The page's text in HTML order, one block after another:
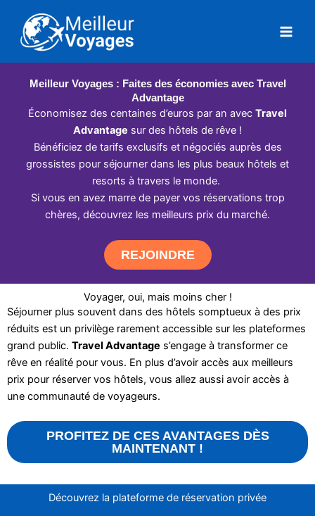
contenu
Meilleur Voyages : Faites des économies avec Travel
Advantage
Économisez des centaines d’euros par an avec Travel
Advantage sur des hôtels de rêve !
Bénéficiez de tarifs exclusifs et négociés auprès des
grossistes pour séjourner dans les plus beaux hôtels et
resorts à travers le monde.
Si vous en avez marre de payer vos réservations trop
chères, découvrez les meilleurs prix du marché.
REJOINDRE
Voyager, oui, mais moins cher !
Séjourner plus souvent dans des hôtels somptueux à des prix
réduits est un privilège rarement accessible sur les plateformes
grand public. Travel Advantage s’engage à transformer ce
rêve en réalité pour vous. En plus d’avoir accès aux meilleurs
prix pour réserver vos hôtels, vous allez aussi avoir accès à
une communauté de voyageurs.
PROFITEZ DE CES AVANTAGES DÈS
MAINTENANT !
Découvrez la plateforme de réservation privée